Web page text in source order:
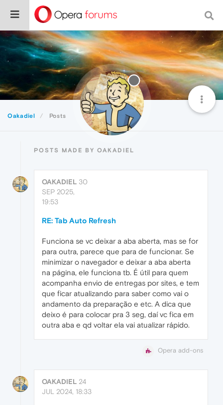
Oakadiel Posts
POSTS MADE BY OAKADIEL
OAKADIEL 30
SEP 2025,
19:53
RE: Tab Auto Refresh
Funciona se vc deixar a aba aberta, mas se for
para outra, parece que para de funcionar. Se
minimizar o navegador e deixar a aba aberta
na página, ele funciona tb. É útil para quem
acompanha envio de entregas por sites, e tem
que ficar atualizando para saber como vai o
andamento da preparação e etc. A dica que
deixo é para colocar pra 3 seg, daí vc fica em
outra aba e qd voltar ela vai atualizar rápido.
Opera add-ons
OAKADIEL 24
JUL 2024, 18:33